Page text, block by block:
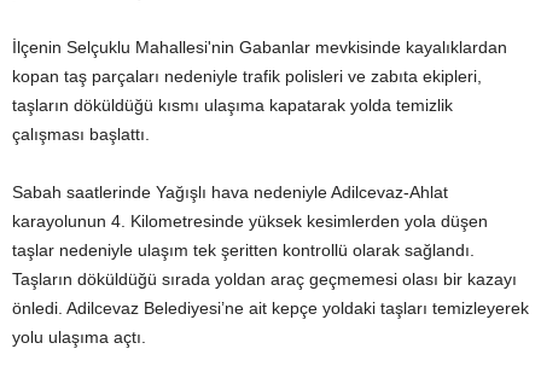
İlçenin Selçuklu Mahallesi'nin Gabanlar mevkisinde kayalıklardan
kopan taş parçaları nedeniyle trafik polisleri ve zabıta ekipleri,
taşların döküldüğü kısmı ulaşıma kapatarak yolda temizlik
çalışması başlattı.
Sabah saatlerinde Yağışlı hava nedeniyle Adilcevaz-Ahlat
karayolunun 4. Kilometresinde yüksek kesimlerden yola düşen
taşlar nedeniyle ulaşım tek şeritten kontrollü olarak sağlandı.
Taşların döküldüğü sırada yoldan araç geçmemesi olası bir kazayı
önledi. Adilcevaz Belediyesi’ne ait kepçe yoldaki taşları temizleyerek
yolu ulaşıma açtı.